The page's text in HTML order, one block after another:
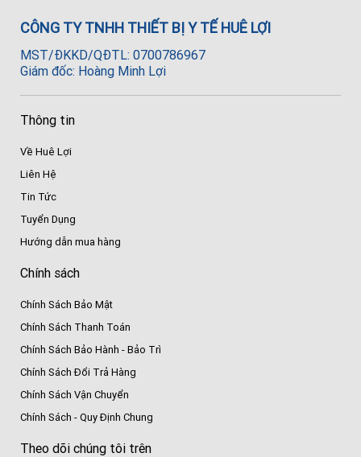
CÔNG TY TNHH THIẾT BỊ Y TẾ HUÊ LỢI
MST/ĐKKD/QĐTL: 0700786967
Giám đốc: Hoàng Minh Lợi
Thông tin
Về Huê Lợi
Liên Hệ
Tin Tức
Tuyển Dụng
Hướng dẫn mua hàng
Chính sách
Chính Sách Bảo Mật
Chính Sách Thanh Toán
Chính Sách Bảo Hành - Bảo Trì
Chính Sách Đổi Trả Hàng
Chính Sách Vận Chuyển
Chính Sách - Quy Định Chung
Theo dõi chúng tôi trên